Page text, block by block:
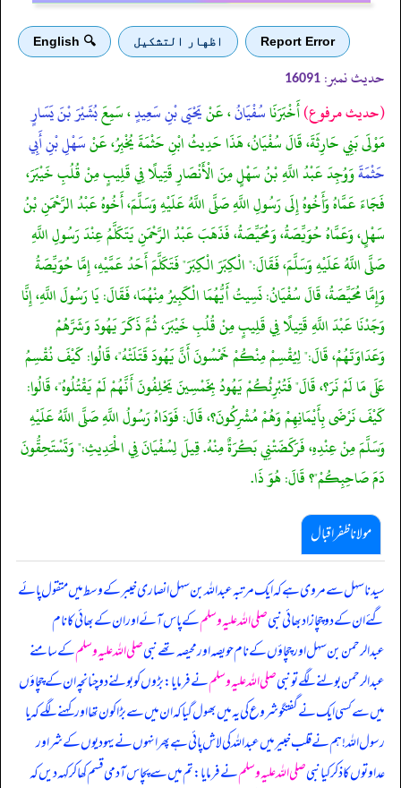
Report Error اظهار التشكيل 🔍 English
حدیث نمبر: 16091
(حديث مرفوع)أَخْبَرَنَاسُفْيَانُ، عَنْيَحْيَى بْنِ سَعِيدٍ، سَمِعَبُشَيْرَ بْنَ يَسَارٍ
مَوْلَى بَنِي حَارِثَةَ، قَالَ سُفْيَانُ، هَذَا حَدِيثُ ابْنِ حَثْمَةَ يُخْبِرُ، عَنْسَهْلِ بْنِ أَبِي
حَثْمَةَوَوُجِدَ عَبْدُ اللَّهِ بْنُ سَهْلٍ مِنَ الْأَنْصَارِ قَتِيلًا فِي قَلِيبٍ مِنْ قُلُبِ خَيْبَرَ،
فَجَاءَ عَمَّاهُ وَأَخُوهُ إِلَى رَسُولِ اللَّهِ صَلَّى اللَّهُ عَلَيْهِ وَسَلَّمَ، أَخُوهُ عَبْدُ الرَّحْمَنِ بْنُ
سَهْلٍ، وَعَمَّاهُ حُوَيِّصَةُ، وَمُحَيِّصَةُ، فَذَهَبَ عَبْدُ الرَّحْمَنِ يَتَكَلَّمُ عِنْدَ رَسُولِ اللَّهِ
صَلَّى اللَّهُ عَلَيْهِ وَسَلَّمَ، فَقَالَ:" الْكِبَرَ الْكِبَرَ" فَتَكَلَّمَ أَحَدُ عَمَّيْهِ، إِمَّا حُوَيِّصَةُ
وَإِمَّا مُحَيِّصَةُ، قَالَ سُفْيَانُ: نَسِيتُ أَيُّهُمَا الْكَبِيرُ مِنْهُمَا، فَقَالَ: يَا رَسُولَ اللَّهِ، إِنَّا
وَجَدْنَا عَبْدَ اللَّهِ قَتِيلًا فِي قَلِيبٍ مِنْ قُلُبِ خَيْبَرَ، ثُمَّ ذَكَرَ يَهُودَ وَشَرَّهُمْ
وَعَدَاوَتَهُمْ، قَالَ:" لِيُقْسِمْ مِنْكُمْ خَمْسُونَ أَنَّ يَهُودَ قَتَلَتْهُ"، قَالُوا: كَيْفَ نُقْسِمُ
عَلَى مَا لَمْ نَرَ؟، قَالَ" فَتُبْرِئُكُمْ يَهُودُ بِخَمْسِينَ يَحْلِفُونَ أَنَّهُمْ لَمْ يَقْتُلُوهُ"، قَالُوا:
كَيْفَ نَرْضَى بِأَيْمَانِهِمْ وَهُمْ مُشْرِكُونَ؟، قَالَ: فَوَدَاهُ رَسُولُ اللَّهِ صَلَّى اللَّهُ عَلَيْهِ
وَسَلَّمَ مِنْ عِنْدِهِ، فَرَكَضَتْنِي بَكْرَةٌ مِنْهُ. قِيلَ لِسُفْيَانَ فِي الْحَدِيثِ:" وَتَسْتَحِقُّونَ
دَمَ صَاحِبِكُمْ"؟ قَالَ: هُوَ ذَا.
مولانا ظفر اقبال
سیدنا سہل سے مروی ہے کہ ایک مرتبہ عبداللہ بن سہل انصاری خیبر کے وسط میں متقول پائے
گئے ان کے دو چچازاد بھائی نبیصلی اللہ علیہ وسلمکے پاس آئے اور ان کے بھائی کا نام
عبدالرحمن بن سہل اور چچاؤں کے نام حویصہ اور محیصہ تھے نبیصلی اللہ علیہ وسلمکے سامنے
عبدالرحمن بولنے لگے تو نبیصلی اللہ علیہ وسلمنے فرمایا: بڑوں کو بولنے دو چنانچہ ان کے چچاؤں
میں سے کسی ایک نے گفتگو شروع کی یہ میں بھول گیا کہ ان میں سے بڑا کون تھا اور کہنے لگے کہ یا
رسول اللہ! ہم نے قلب خبیر میں عبداللہ کی لاش پائی ہے پھر انہوں نے یہو دیوں کے شر اور
عداوتوں کا ذکر کیا نبیصلی اللہ علیہ وسلمنے فرمایا: تم میں سے پچاس آدمی قسم کھا کر کہہ دیں کہ